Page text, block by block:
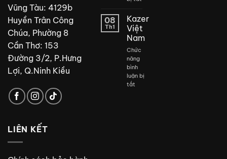
Vũng Tàu: 4129b
Huyền Trân Công
Chúa, Phường 8
Cần Thơ: 153
Đường 3/2, P.Hưng
Lợi, Q.Ninh Kiều
kế
phòng
tắm
đẹp
08
Th1
Kazer
Việt
Nam
Chức
năng
bình
luận bị
tắtở
LIÊN KẾT